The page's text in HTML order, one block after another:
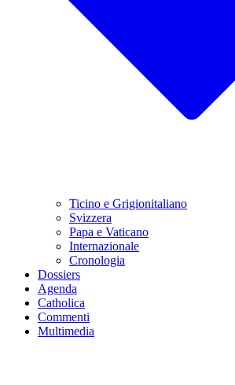
Ticino e Grigionitaliano
Svizzera
Papa e Vaticano
Internazionale
Cronologia
Dossiers
Agenda
Catholica
Commenti
Multimedia